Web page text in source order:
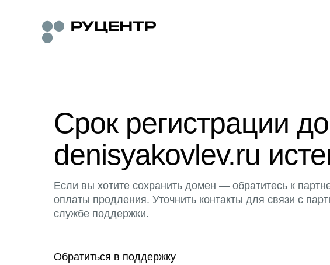
Срок регистрации
denisyakovlev.ru
Если вы хотите сохранить домен — обратитесь к
оплаты продления. Уточнить контакты для связи с
службе поддержки.
Обратиться в поддержку